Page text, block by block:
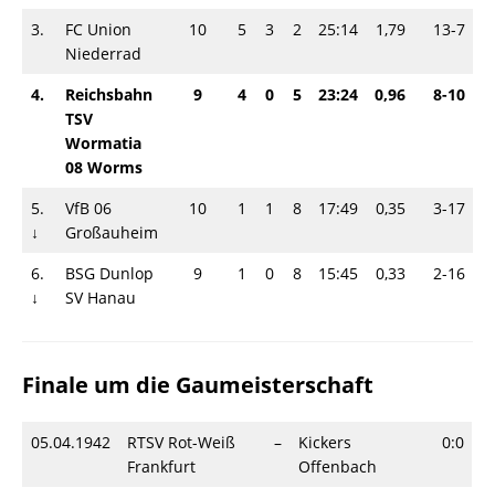
3.
FC Union
Niederrad
10 5 3 2 25:14 1,79 13-7
4.
Reichsbahn
TSV
Wormatia
08 Worms
9 4 0 5 23:24 0,96 8-10
5.
↓
VfB 06
Großauheim
10 1 1 8 17:49 0,35 3-17
6.
↓
BSG Dunlop
SV Hanau
9 1 0 8 15:45 0,33 2-16
Finale um die Gaumeisterschaft
05.04.1942
RTSV Rot-Weiß
Frankfurt
–
Kickers
Offenbach
0:0